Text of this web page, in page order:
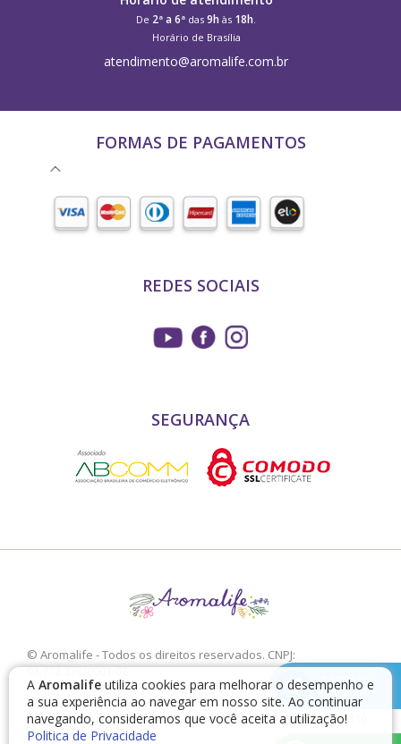
A Aromalife utiliza cookies para melhorar o desempenho e
a sua experiência ao navegar em nosso site. Ao continuar
navegando, consideramos que você aceita a utilização!
Politica de Privacidade
chamar no
Telegram
De 2ª a 6ª das 9h às 18h.
Horário de Brasília
atendimento@aromalife.com.br
FORMAS DE PAGAMENTOS
REDES SOCIAIS
SEGURANÇA
© Aromalife - Todos os direitos reservados. CNPJ:
03.772.376/0001-02
É proibido a sua reprodução, total ou parcial, sem a expressa
autorização da Aromalife.
Rua: Conde de Irajá, 17 V. Mariana - São Paulo - SP / CEP: 04119-
010